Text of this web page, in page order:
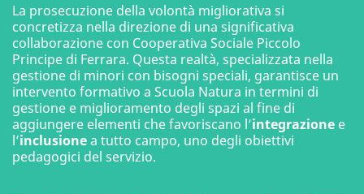
La prosecuzione della volontà migliorativa si
concretizza nella direzione di una significativa
collaborazione con Cooperativa Sociale Piccolo
Principe di Ferrara. Questa realtà, specializzata nella
gestione di minori con bisogni speciali, garantisce un
intervento formativo a Scuola Natura in termini di
gestione e miglioramento degli spazi al fine di
aggiungere elementi che favoriscano l’integrazione e
l’inclusionea tutto campo, uno degli obiettivi
pedagogici del servizio.